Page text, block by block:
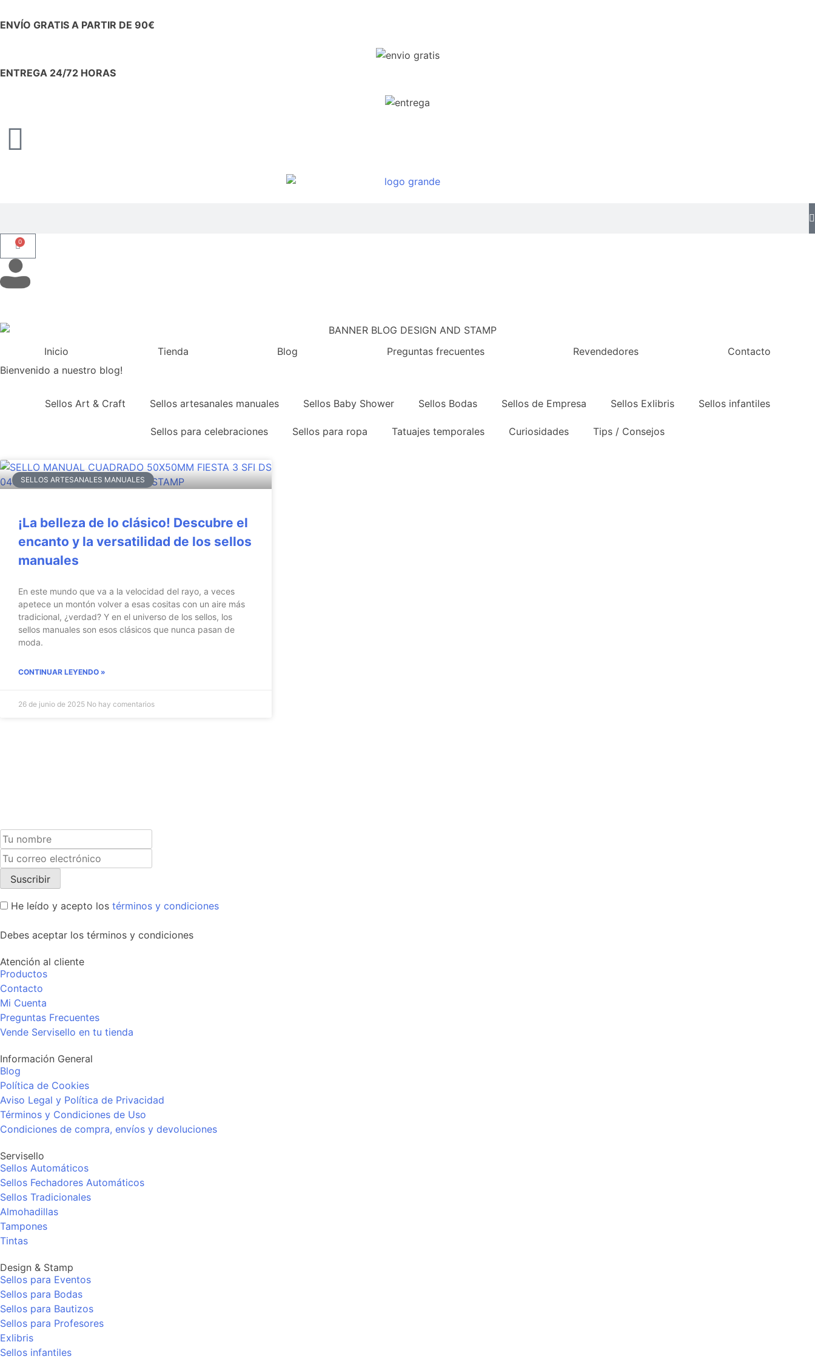
ENVÍO GRATIS A PARTIR DE 90€
ENTREGA 24/72 HORAS
0
Inicio Tienda Blog Preguntas frecuentes Revendedores
Contacto
Bienvenido a nuestro blog!
Sellos Art & Craft Sellos artesanales manuales Sellos Baby Shower Sellos Bodas Sellos de Empresa Sellos Exlibris Sellos infantiles
Sellos para celebraciones Sellos para ropa Tatuajes temporales Curiosidades Tips / Consejos
SELLOS ARTESANALES MANUALES
¡La belleza de lo clásico! Descubre el
encanto y la versatilidad de los sellos
manuales
En este mundo que va a la velocidad del rayo, a veces
apetece un montón volver a esas cositas con un aire más
tradicional, ¿verdad? Y en el universo de los sellos, los
sellos manuales son esos clásicos que nunca pasan de
moda.
CONTINUAR LEYENDO »
26 de junio de 2025 No hay comentarios
He leído y acepto los términos y condiciones
Debes aceptar los términos y condiciones
Atención al cliente
Productos
Contacto
Mi Cuenta
Preguntas Frecuentes
Vende Servisello en tu tienda
Información General
Blog
Política de Cookies
Aviso Legal y Política de Privacidad
Términos y Condiciones de Uso
Condiciones de compra, envíos y devoluciones
Servisello
Sellos Automáticos
Sellos Fechadores Automáticos
Sellos Tradicionales
Almohadillas
Tampones
Tintas
Design & Stamp
Sellos para Eventos
Sellos para Bodas
Sellos para Bautizos
Sellos para Profesores
Exlibris
Sellos infantiles